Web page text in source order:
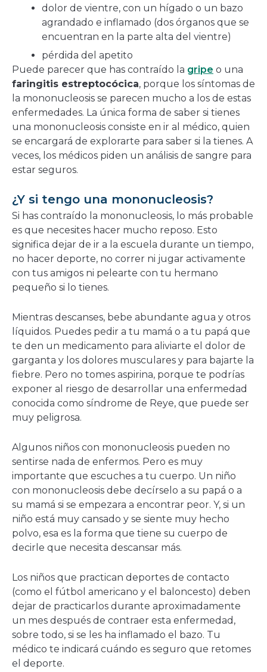
dolor de vientre, con un hígado o un bazo
agrandado e inflamado (dos órganos que se
encuentran en la parte alta del vientre)
pérdida del apetito
Puede parecer que has contraído la gripe o una
faringitis estreptocócica, porque los síntomas de
la mononucleosis se parecen mucho a los de estas
enfermedades. La única forma de saber si tienes
una mononucleosis consiste en ir al médico, quien
se encargará de explorarte para saber si la tienes. A
veces, los médicos piden un análisis de sangre para
estar seguros.
¿Y si tengo una mononucleosis?
Si has contraído la mononucleosis, lo más probable
es que necesites hacer mucho reposo. Esto
significa dejar de ir a la escuela durante un tiempo,
no hacer deporte, no correr ni jugar activamente
con tus amigos ni pelearte con tu hermano
pequeño si lo tienes.
Mientras descanses, bebe abundante agua y otros
líquidos. Puedes pedir a tu mamá o a tu papá que
te den un medicamento para aliviarte el dolor de
garganta y los dolores musculares y para bajarte la
fiebre. Pero no tomes aspirina, porque te podrías
exponer al riesgo de desarrollar una enfermedad
conocida como síndrome de Reye, que puede ser
muy peligrosa.
Algunos niños con mononucleosis pueden no
sentirse nada de enfermos. Pero es muy
importante que escuches a tu cuerpo. Un niño
con mononucleosis debe decírselo a su papá o a
su mamá si se empezara a encontrar peor. Y, si un
niño está muy cansado y se siente muy hecho
polvo, esa es la forma que tiene su cuerpo de
decirle que necesita descansar más.
Los niños que practican deportes de contacto
(como el fútbol americano y el baloncesto) deben
dejar de practicarlos durante aproximadamente
un mes después de contraer esta enfermedad,
sobre todo, si se les ha inflamado el bazo. Tu
médico te indicará cuándo es seguro que retomes
el deporte.